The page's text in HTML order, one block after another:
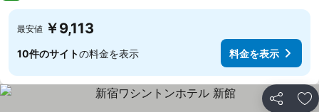
最安値 ￥9,113
10件のサイトの料金を表示 料金を表示
シェア お